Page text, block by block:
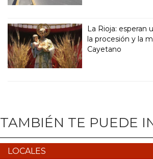
La Rioja: esperan
la procesión y la
Cayetano
TAMBIÉN TE PUEDE
LOCALES